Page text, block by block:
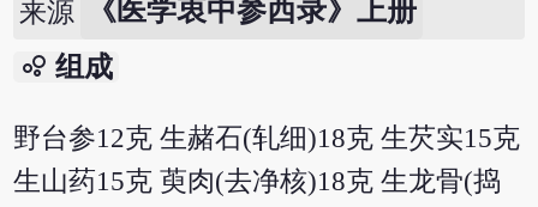
来源 《医学衷中参西录》上册
bubble_chart 组成
野台参12克 生赭石(轧细)18克 生芡实15克
生山药15克 萸肉(去净核)18克 生龙骨(捣